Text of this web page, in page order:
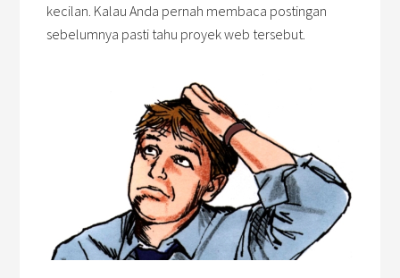
kecilan. Kalau Anda pernah membaca postingan
sebelumnya pasti tahu proyek web tersebut.